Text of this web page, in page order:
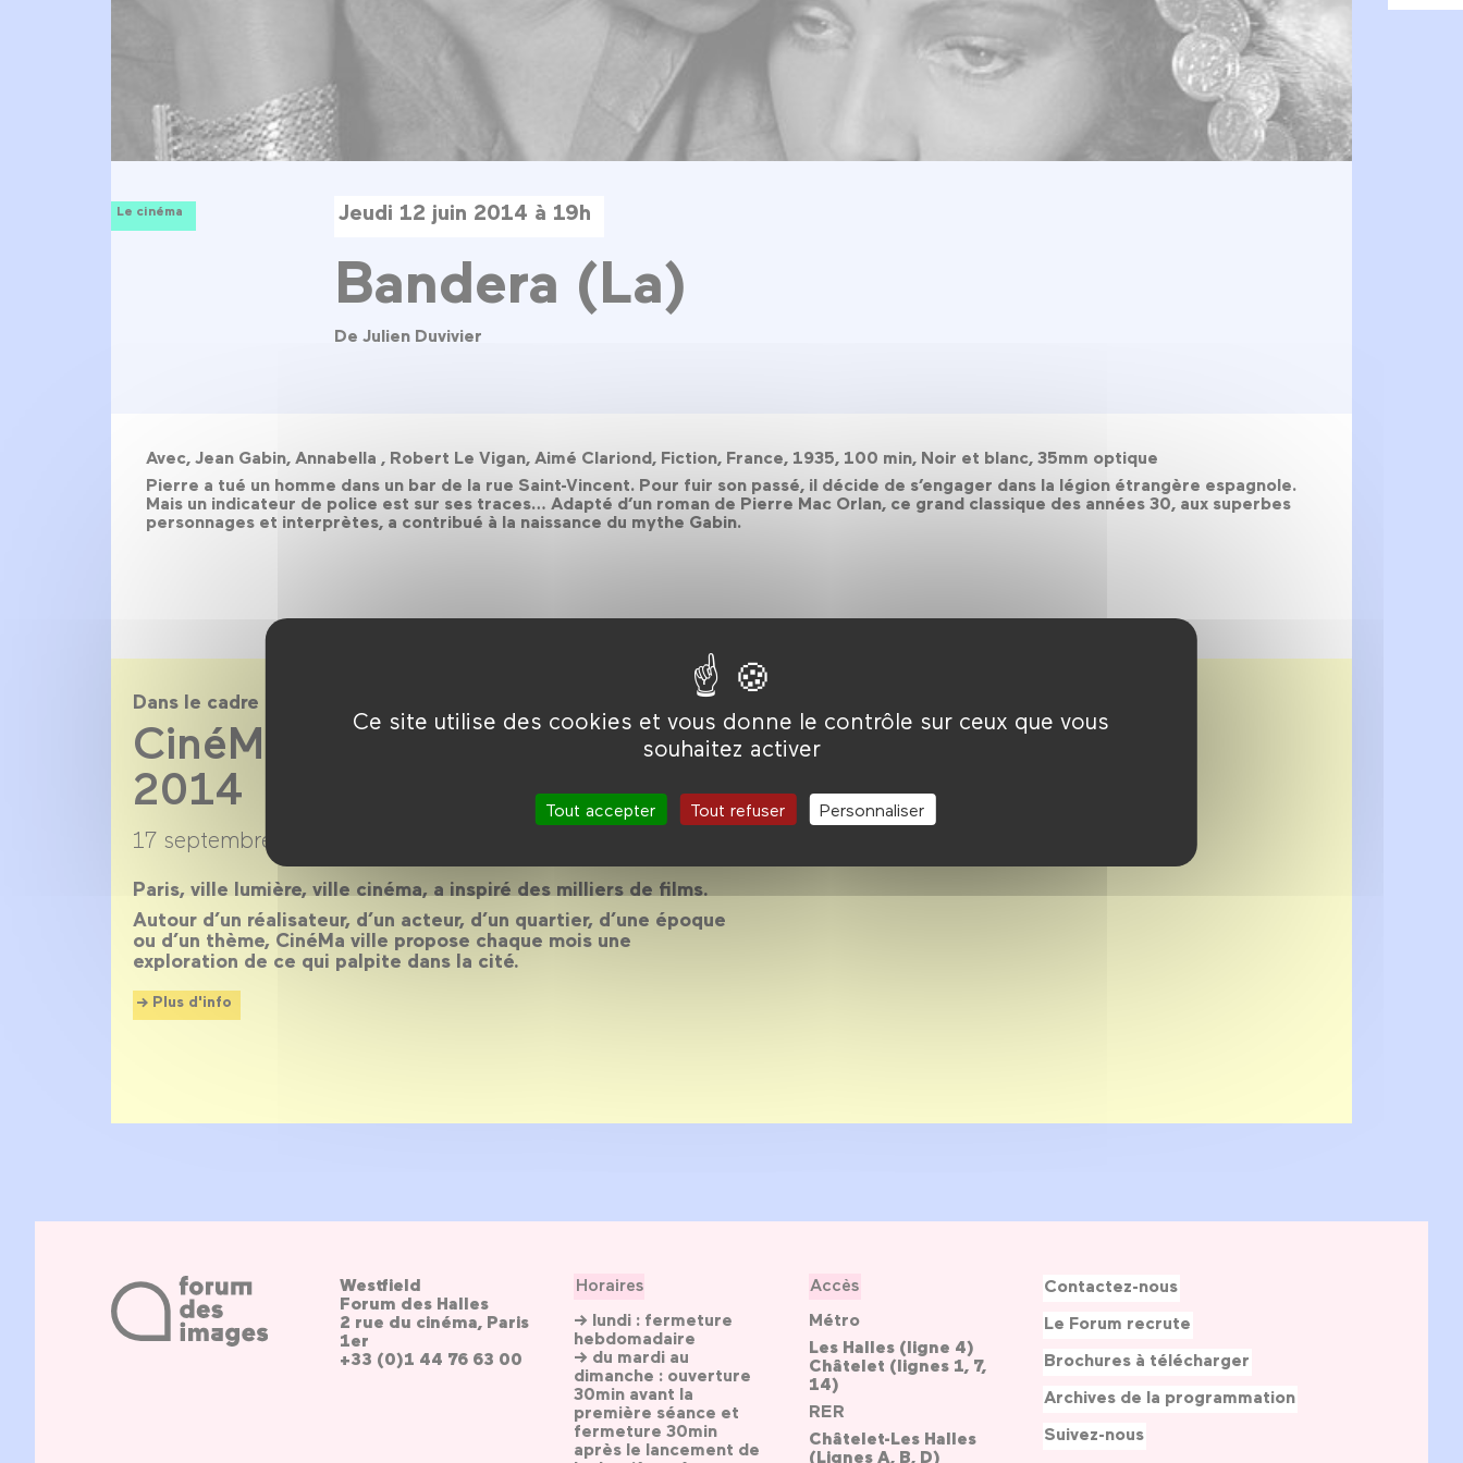
Ce site utilise des cookies et vous donne le contrôle sur ceux que vous
souhaitez activer
Tout accepter Tout refuser Personnaliser
Le cinéma Jeudi 12 juin 2014 à 19h
Bandera (La)
De Julien Duvivier
Avec, Jean Gabin, Annabella , Robert Le Vigan, Aimé Clariond, Fiction, France, 1935, 100 min, Noir et blanc, 35mm optique
Pierre a tué un homme dans un bar de la rue Saint-Vincent. Pour fuir son passé, il décide de s’engager dans la légion étrangère espagnole.
Mais un indicateur de police est sur ses traces… Adapté d’un roman de Pierre Mac Orlan, ce grand classique des années 30, aux superbes
personnages et interprètes, a contribué à la naissance du mythe Gabin.
Dans le cadre de
CinéMa ville saison 2013-
2014
17 septembre 2013 →
Paris, ville lumière, ville cinéma, a inspiré des milliers de films.
Autour d’un réalisateur, d’un acteur, d’un quartier, d’une époque
ou d’un thème, CinéMa ville propose chaque mois une
exploration de ce qui palpite dans la cité.
Plus d'info
Westfield
Forum des Halles
2 rue du cinéma, Paris
1er
+33 (0)1 44 76 63 00
Horaires
→ lundi : fermeture
hebdomadaire
→ du mardi au
dimanche : ouverture
30min avant la
première séance et
fermeture 30min
après le lancement de
Accès
Métro
Les Halles (ligne 4)
Châtelet (lignes 1, 7,
14)
RER
Châtelet-Les Halles
(Lignes A, B, D)
Contactez-nous
Le Forum recrute
Brochures à télécharger
Archives de la programmation
Suivez-nous